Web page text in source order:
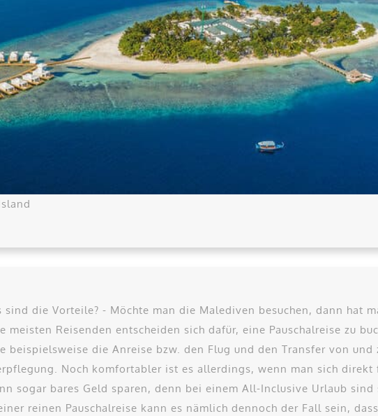
die Vorteile? - Möchte man die Malediven besuchen, dann hat
meisten Reisenden entscheiden sich dafür, eine Pauschalreise zu
die Anreise bzw. den Flug und den Transfer von und
Noch komfortabler ist es allerdings, wenn man sich direkt
sogar bares Geld sparen, denn bei einem All-Inclusive Urlaub sind
reinen Pauschalreise kann es nämlich dennoch der Fall sein,